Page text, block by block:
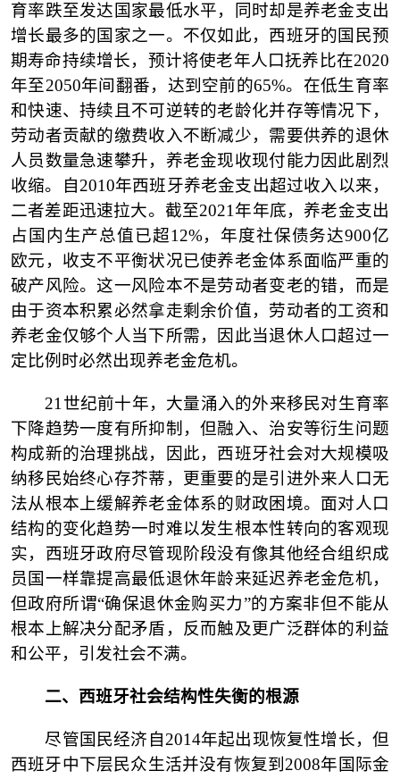
育率跌至发达国家最低水平，同时却是养老金支出
增长最多的国家之一。不仅如此，西班牙的国民预
期寿命持续增长，预计将使老年人口抚养比在2020
年至2050年间翻番，达到空前的65%。在低生育率
和快速、持续且不可逆转的老龄化并存等情况下，
劳动者贡献的缴费收入不断减少，需要供养的退休
人员数量急速攀升，养老金现收现付能力因此剧烈
收缩。自2010年西班牙养老金支出超过收入以来，
二者差距迅速拉大。截至2021年年底，养老金支出
占国内生产总值已超12%，年度社保债务达900亿
欧元，收支不平衡状况已使养老金体系面临严重的
破产风险。这一风险本不是劳动者变老的错，而是
由于资本积累必然拿走剩余价值，劳动者的工资和
养老金仅够个人当下所需，因此当退休人口超过一
定比例时必然出现养老金危机。
21世纪前十年，大量涌入的外来移民对生育率
下降趋势一度有所抑制，但融入、治安等衍生问题
构成新的治理挑战，因此，西班牙社会对大规模吸
纳移民始终心存芥蒂，更重要的是引进外来人口无
法从根本上缓解养老金体系的财政困境。面对人口
结构的变化趋势一时难以发生根本性转向的客观现
实，西班牙政府尽管现阶段没有像其他经合组织成
员国一样靠提高最低退休年龄来延迟养老金危机，
但政府所谓“确保退休金购买力”的方案非但不能从
根本上解决分配矛盾，反而触及更广泛群体的利益
和公平，引发社会不满。
二、 西班牙社会结构性失衡的根源
尽管国民经济自2014年起出现恢复性增长，但
西班牙中下层民众生活并没有恢复到2008年国际金